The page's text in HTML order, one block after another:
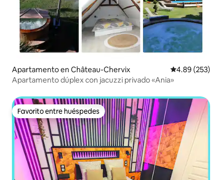
Apartamento en Château-Chervix Calificación
4.89 (253)
Apartamento dúplex con jacuzzi privado «Ania»
Favorito entre huéspedes
Favorito entre huéspedes